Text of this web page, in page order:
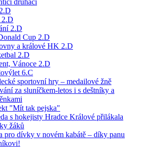
druháci
2.D
2.D
Cup 2.D
a králové HK 2.D
2.D
Vánoce 2.D
6.C
sportovní hry – medailové žně
za sluníčkem-letos i s deštníky a
"Mít tak pejska"
s hokejisty Hradce Králové přilákala
žáků
pro dívky v novém kabátě – díky panu